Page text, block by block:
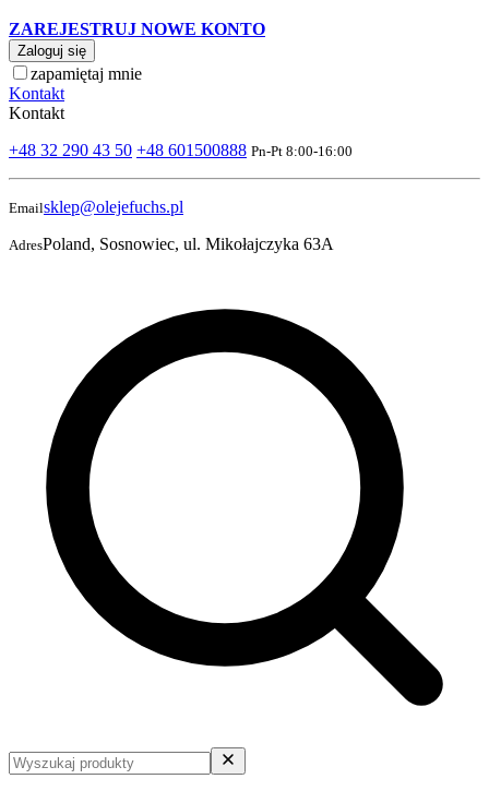
ZAREJESTRUJ NOWE KONTO
Zaloguj się
zapamiętaj mnie
Kontakt
Kontakt
+48 32 290 43 50 +48 601500888 Pn-Pt 8:00-16:00
Emailsklep@olejefuchs.pl
AdresPoland, Sosnowiec, ul. Mikołajczyka 63A